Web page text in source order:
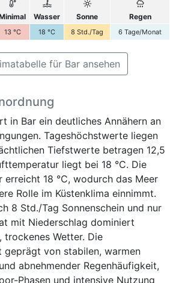
Wasser Sonne Regen
13 °C 18 °C 8 Std./Tag 6 Tage/Monat
für Bar ansehen
in Bar ein deutliches Annähern an
Tageshöchstwerte liegen
Tiefstwerte betragen 12,5
liegt bei 18 °C. Die
erreicht 18 °C, wodurch das Meer
Rolle im Küstenklima einnimmt.
8 Std./Tag Sonnenschein und nur
mit Niederschlag dominiert
trockenes Wetter. Die
geprägt von stabilen, warmen
abnehmender Regenhäufigkeit,
Phasen und intensive Nutzung